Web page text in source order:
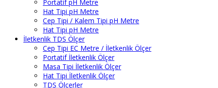
Portatif pH Metre
Hat Tipi pH Metre
Cep Tipi / Kalem Tipi pH Metre
Hat Tipi pH Metre
İletkenlik TDS Ölçer
Cep Tipi EC Metre / İletkenlik Ölçer
Portatif İletkenlik Ölçer
Masa Tipi İletkenlik Ölçer
Hat Tipi İletkenlik Ölçer
TDS Ölçerler